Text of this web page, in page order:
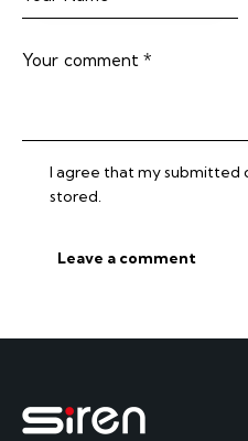
I agree that my submitted
stored.